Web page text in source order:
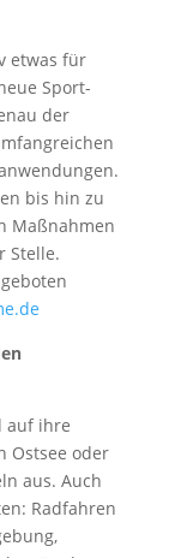
etwas für
Sport-
der
bis hin zu
Maßnahmen
Stelle.
auf ihre
Ostsee oder
aus. Auch
Radfahren